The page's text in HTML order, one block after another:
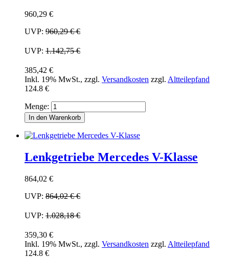
960,29 €
UVP: 960,29 €€
UVP: 1.142,75 €
385,42 €
Inkl. 19% MwSt., zzgl. Versandkosten zzgl. Altteilepfand
124.8 €
Menge:
In den Warenkorb
Lenkgetriebe Mercedes V-Klasse
864,02 €
UVP: 864,02 €€
UVP: 1.028,18 €
359,30 €
Inkl. 19% MwSt., zzgl. Versandkosten zzgl. Altteilepfand
124.8 €